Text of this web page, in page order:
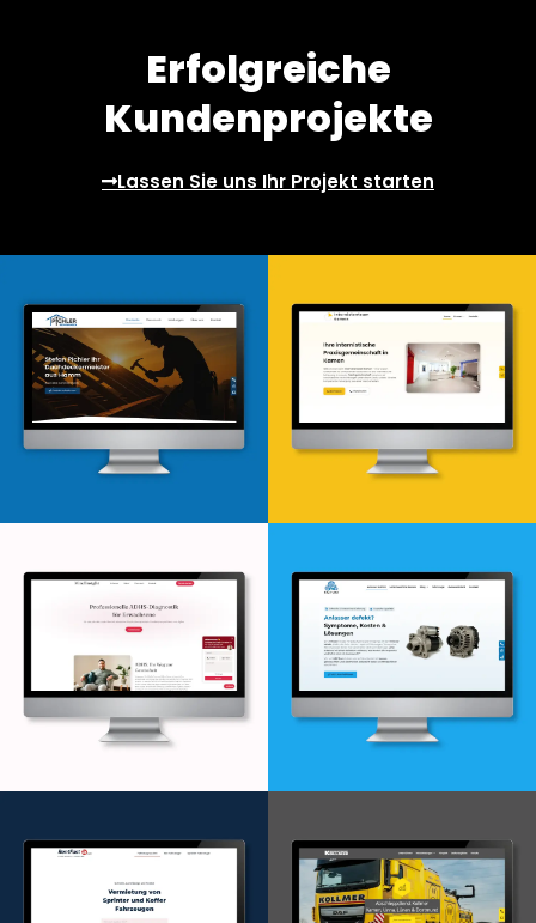
Erfolgreiche
Kundenprojekte
Lassen Sie uns Ihr Projekt starten
Webdesign & -entwicklung Webdesign & -entwicklung
Webdesign & -entwicklung Webdesign & -entwicklung